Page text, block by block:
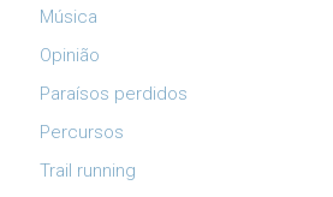
Música
Opinião
Paraísos perdidos
Percursos
Trail running